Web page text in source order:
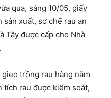
qua, sáng 10/05, giấy
xuất, sơ chế rau an
Tây được cấp cho Nhà
trồng rau hàng năm
tích rau được kiểm soát,